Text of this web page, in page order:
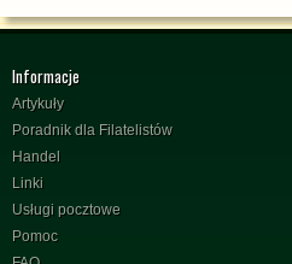
Informacje
Artykuły
Poradnik dla Filatelistów
Handel
Linki
Usługi pocztowe
Pomoc